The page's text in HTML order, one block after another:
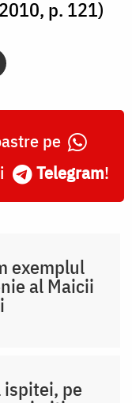
p. 121)
pe
Telegram!
exemplul
al Maicii
pe